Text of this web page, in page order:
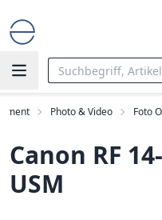
Photo & Video Foto
Canon RF
USM